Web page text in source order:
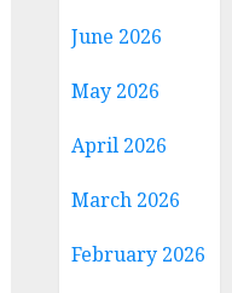
June 2026
May 2026
April 2026
March 2026
February 2026